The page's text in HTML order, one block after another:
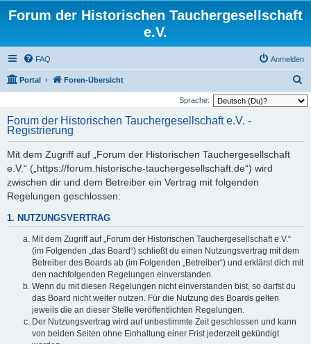
Forum der Historischen Tauchergesellschaft
e.V.
FAQ Anmelden
Portal Foren-Übersicht
u
Sprache:
Forum der Historischen Tauchergesellschaft e.V. -
Registrierung
Mit dem Zugriff auf „Forum der Historischen Tauchergesellschaft
e.V.“ („https://forum.historische-tauchergesellschaft.de“) wird
zwischen dir und dem Betreiber ein Vertrag mit folgenden
Regelungen geschlossen:
1. NUTZUNGSVERTRAG
Mit dem Zugriff auf „Forum der Historischen Tauchergesellschaft e.V.“
(im Folgenden „das Board“) schließt du einen Nutzungsvertrag mit dem
Betreiber des Boards ab (im Folgenden „Betreiber“) und erklärst dich mit
den nachfolgenden Regelungen einverstanden.
Wenn du mit diesen Regelungen nicht einverstanden bist, so darfst du
das Board nicht weiter nutzen. Für die Nutzung des Boards gelten
jeweils die an dieser Stelle veröffentlichten Regelungen.
Der Nutzungsvertrag wird auf unbestimmte Zeit geschlossen und kann
von beiden Seiten ohne Einhaltung einer Frist jederzeit gekündigt